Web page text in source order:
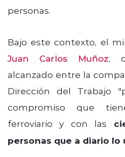
personas.
Bajo este contexto, el
Juan Carlos Muñoz,
alcanzado entre la
Dirección del Trabajo
compromiso que
ferroviario y con las
personas que a diario lo